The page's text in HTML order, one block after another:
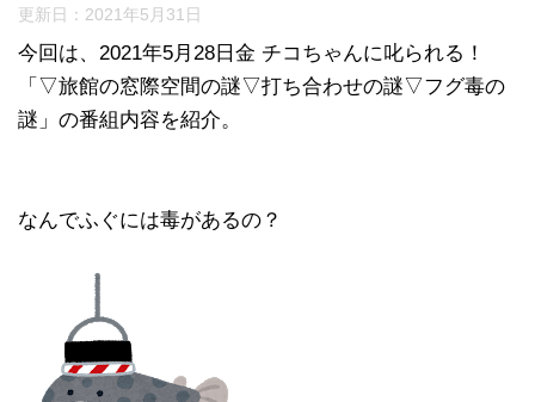
更新日： 2021年5月31日
今回は、2021年5月28日金 チコちゃんに叱られる！
「▽旅館の窓際空間の謎▽打ち合わせの謎▽フグ毒の
謎」の番組内容を紹介。
なんでふぐには毒があるの？